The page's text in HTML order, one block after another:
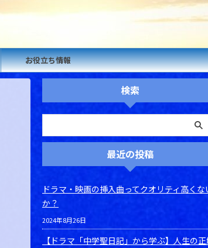
お役立ち情報
検索
最近の投稿
ドラマ・映画の挿入曲ってクオリティ高くな
か？
2024年8月26日
【ドラマ「中学聖日記」から学ぶ】人生の